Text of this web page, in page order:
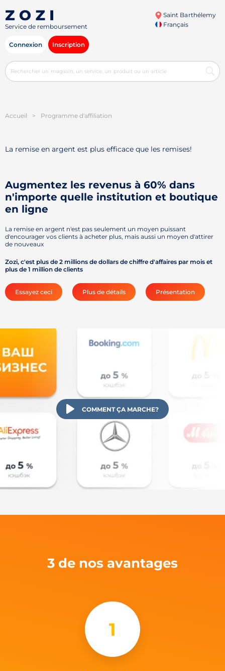
Service de remboursement
Saint Barthélemy
Français
Connexion Inscription
Accueil > Programme d'affiliation
COMMENT ÇA MARCHE?
La remise en argent est plus efficace que les remises!
Augmentez les revenus à 60% dans
n'importe quelle institution et boutique
en ligne
La remise en argent n'est pas seulement un moyen puissant
d'encourager vos clients à acheter plus, mais aussi un moyen d'attirer
de nouveaux
Zozi, c'est plus de 2 millions de dollars de chiffre d'affaires par mois et
plus de 1 million de clients
Essayez ceci Plus de détails Présentation
3 de nos avantages
1